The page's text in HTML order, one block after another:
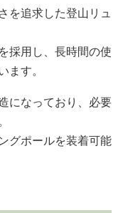
を追求した登山リュ
採用し、長時間の使
す。
になっており、必要
グポールを装着可能